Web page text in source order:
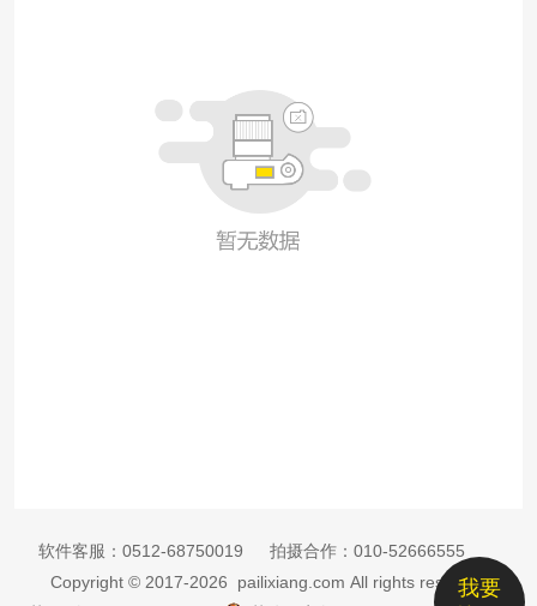
我要
软件客服： 0512-68750019 拍摄合作： 010-52666555
Copyright © 2017-2026 pailixiang.com All rights reserved